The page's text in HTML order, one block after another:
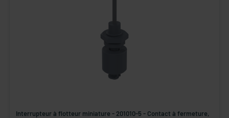
Interrupteur à flotteur miniature - 201010-5 - Contact à fermeture,